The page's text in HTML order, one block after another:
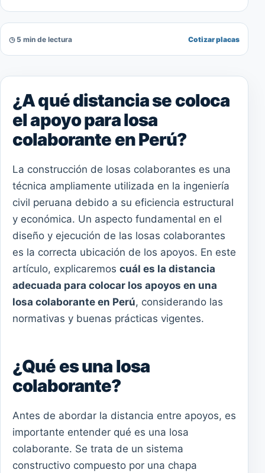
◷ 5 min de lectura Cotizar placas
¿A qué distancia se coloca
el apoyo para losa
colaborante en Perú?
La construcción de losas colaborantes es una
técnica ampliamente utilizada en la ingeniería
civil peruana debido a su eficiencia estructural
y económica. Un aspecto fundamental en el
diseño y ejecución de las losas colaborantes
es la correcta ubicación de los apoyos. En este
artículo, explicaremos cuál es la distancia
adecuada para colocar los apoyos en una
losa colaborante en Perú, considerando las
normativas y buenas prácticas vigentes.
¿Qué es una losa
colaborante?
Antes de abordar la distancia entre apoyos, es
importante entender qué es una losa
colaborante. Se trata de un sistema
constructivo compuesto por una chapa